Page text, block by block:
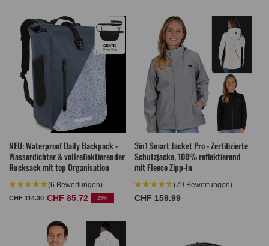
NEU: Waterproof Daily Backpack -
Wasserdichter & vollreflektierender
Rucksack mit top Organisation
(6 Bewertungen)
Normaler
CHF 114.30
VerkaufspreisCHF 85.72 25%
3in1 Smart Jacket Pro - Zertifizierte
Schutzjacke, 100% reflektierend
mit Fleece Zipp-In
(79 Bewertungen)
Normaler
CHF 159.99